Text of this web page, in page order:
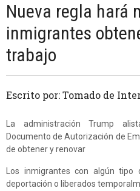
Nueva regla hará
inmigrantes
trabajo
Escrito por: Tomado de
La administración Trump
Documento de Autorización de
de obtener y renovar
Los inmigrantes con algún tipo
deportación o liberados